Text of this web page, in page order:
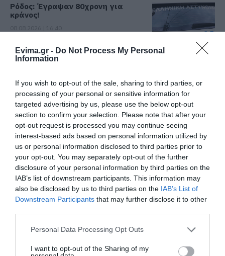
Evima.gr - Do Not Process My Personal
Information
If you wish to opt-out of the sale, sharing to third parties, or
processing of your personal or sensitive information for
targeted advertising by us, please use the below opt-out
section to confirm your selection. Please note that after your
opt-out request is processed you may continue seeing
interest-based ads based on personal information utilized by
us or personal information disclosed to third parties prior to
your opt-out. You may separately opt-out of the further
disclosure of your personal information by third parties on the
IAB’s list of downstream participants. This information may
also be disclosed by us to third parties on the IAB’s List of
Downstream Participants that may further disclose it to other
Please note that this website/app uses one or more Google
not limited to your visit or usage behaviour. You may click to
Personal Data Processing Opt Outs
I want to opt-out of the Sharing of my
Ρόδος: Έγραψαν 80χρονη για
κράνος!
Θρήνος σε όλη την Εύβοια για τον
08.08.2026 | 16:20
Πάτρα: Θρήνος για μωράκι μόλις 8
ημερών – Νοσηλευόταν στη ΜΕΘ
Νεογνών
08.08.2026 | 16:00
Αρχίζουν τα έργα για το νέο
κλειστό γυμναστήριο στην Εύβοια
08.08.2026 | 15:40
μέτρα στήριξης για την εστίαση
08.08.2026 | 15:20
Όλες οι τελευταίες ειδήσεις
ΠΕΡΙΣΣΟΤΕΡΑ ΑΠΟ ΚΟΙΝΩΝΙΑ
80χρονη για κράνος!
μωράκι μόλις 8 ημερών